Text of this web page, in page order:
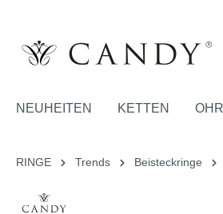
NEUHEITEN KETTEN
RINGE Trends Beisteckringe